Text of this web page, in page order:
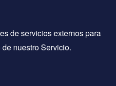
de servicios externos para
nuestro Servicio.